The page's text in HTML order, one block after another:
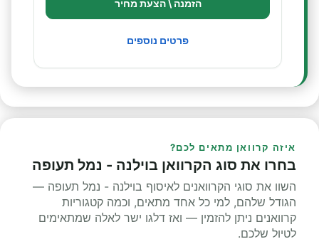
הזמנה \ הצעת מחיר
פרטים נוספים
איזה קרוואן מתאים לכם?
בחרו את סוג הקרוואן בוילנה - נמל תעופה
השוו את סוגי הקרוואנים לאיסוף בוילנה - נמל תעופה —
הגודל שלהם, למי כל אחד מתאים, וכמה קטגוריות
קרוואנים ניתן להזמין — ואז דלגו ישר לאלה שמתאימים
לטיול שלכם.